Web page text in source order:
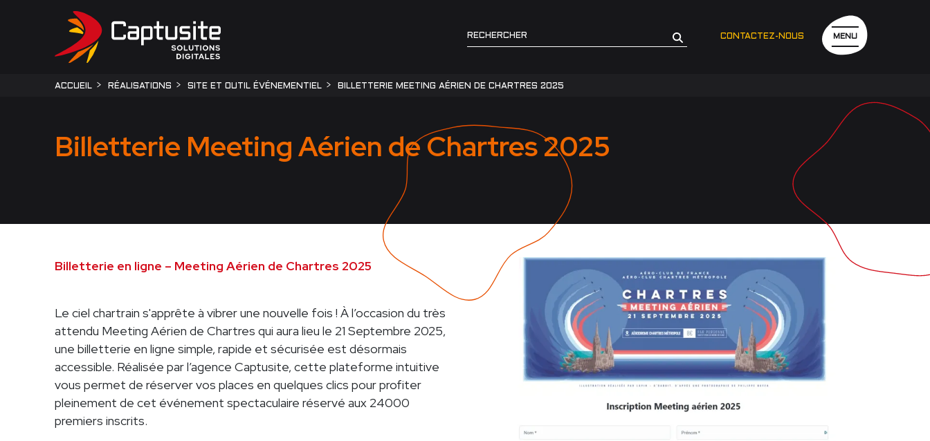
CONTACTEZ-NOUS MENU
ACCUEIL RÉALISATIONS SITE ET OUTIL ÉVÉNEMENTIEL BILLETTERIE MEETING AÉRIEN DE CHARTRES 2025
Billetterie Meeting Aérien de Chartres 2025
Billetterie en ligne – Meeting Aérien de Chartres 2025
Le ciel chartrain s'apprête à vibrer une nouvelle fois ! À l’occasion du très
attendu Meeting Aérien de Chartres qui aura lieu le 21 Septembre 2025,
une billetterie en ligne simple, rapide et sécurisée est désormais
accessible. Réalisée par l’agence Captusite, cette plateforme intuitive
vous permet de réserver vos places en quelques clics pour profiter
pleinement de cet événement spectaculaire réservé aux 24000
premiers inscrits.